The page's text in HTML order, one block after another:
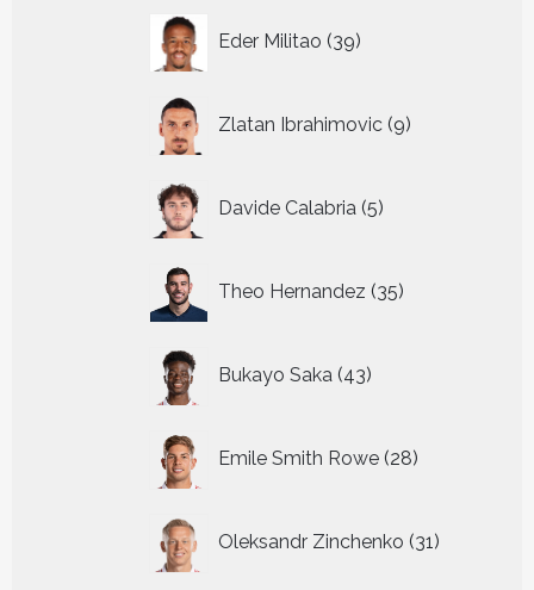
Eder Militao 39
producten
Zlatan Ibrahimovic 9
producten
Davide Calabria 5
producten
Theo Hernandez 35
producten
Bukayo Saka 43
producten
Emile Smith Rowe 28
producten
Oleksandr Zinchenko 31
producten